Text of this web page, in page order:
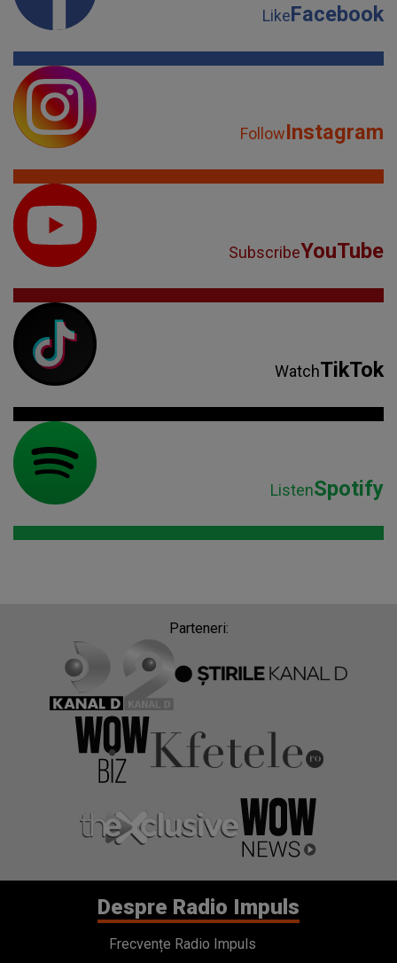
LikeFacebook
FollowInstagram
SubscribeYouTube
WatchTikTok
ListenSpotify
Parteneri:
Despre Radio Impuls
Frecvențe Radio Impuls